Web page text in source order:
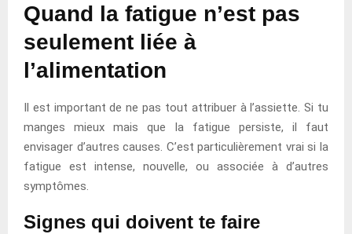
Quand la fatigue n’est pas
seulement liée à
l’alimentation
Il est important de ne pas tout attribuer à l’assiette. Si tu
manges mieux mais que la fatigue persiste, il faut
envisager d’autres causes. C’est particulièrement vrai si la
fatigue est intense, nouvelle, ou associée à d’autres
symptômes.
Signes qui doivent te faire